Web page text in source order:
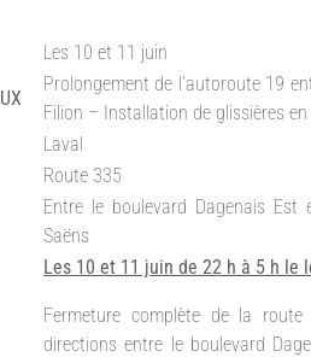
Les 10 et 11 juin
Prolongement de l’autoroute 19
Filion – Installation de glissières
Laval
Route 335
Entre le boulevard Dagenais Est
Saëns
Les 10 et 11 juin de 22 h à 5 h le
Fermeture complète de la
directions entre le boulevard